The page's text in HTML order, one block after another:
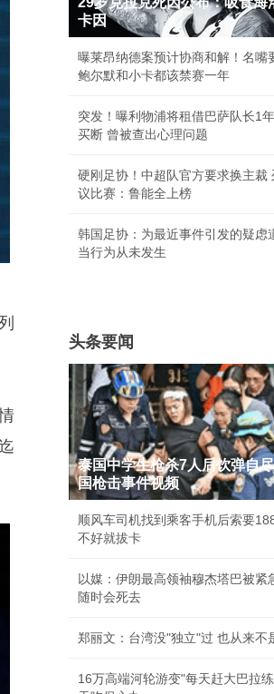
卡因
曝莱昂纳德案预计协商和解！名嘴
鲍尔默和小卡都该禁赛一年
突发！曝利物浦将租借巴萨队长1
买断 曾被查出心理问题
硬刚足协！中超队官方要求换主裁
议比赛：鲁能全上榜
韩国足协：为最近事件引发的疑虑
当行为从未发生
头条要闻
泰国中学生枪杀7人后饮弹自
国枪击事件视频
顺风车司机找到乘客手机后索要
不好就拔卡
以媒：伊朗最高领袖穆杰塔巴被紧
随时会死去
郑丽文：台湾没"独立"过 也从来不
16万高端河轮游变"每天赶大巴拉